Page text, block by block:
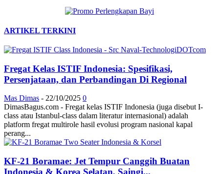
ARTIKEL TERKINI
Fregat Kelas ISTIF Indonesia: Spesifikasi,
Persenjataan, dan Perbandingan Di Regional
Mas Dimas - 22/10/2025 0
DimasBagus.com - Fregat kelas ISTIF Indonesia (juga disebut I-
class atau Istanbul-class dalam literatur internasional) adalah
platform fregat multirole hasil evolusi program nasional kapal
perang...
KF-21 Boramae: Jet Tempur Canggih Buatan
Indonesia & Korea Selatan, Saingi...